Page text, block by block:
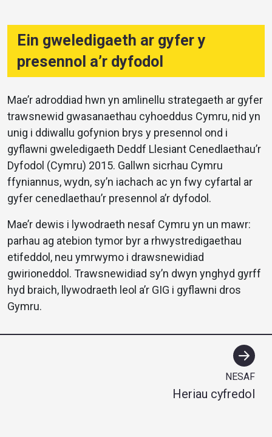
Ein gweledigaeth ar gyfer y
presennol a’r dyfodol
Mae’r adroddiad hwn yn amlinellu strategaeth ar gyfer
trawsnewid gwasanaethau cyhoeddus Cymru, nid yn
unig i ddiwallu gofynion brys y presennol ond i
gyflawni gweledigaeth Deddf Llesiant Cenedlaethau’r
Dyfodol (Cymru) 2015. Gallwn sicrhau Cymru
ffyniannus, wydn, sy’n iachach ac yn fwy cyfartal ar
gyfer cenedlaethau’r presennol a’r dyfodol.
Mae’r dewis i lywodraeth nesaf Cymru yn un mawr:
parhau ag atebion tymor byr a rhwystredigaethau
etifeddol, neu ymrwymo i drawsnewidiad
gwirioneddol. Trawsnewidiad sy’n dwyn ynghyd gyrff
hyd braich, llywodraeth leol a’r GIG i gyflawni dros
Gymru.
NESAF
Heriau cyfredol